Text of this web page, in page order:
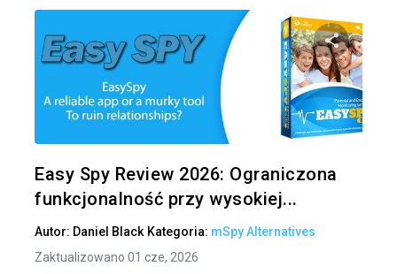
Easy Spy Review 2026: Ograniczona
funkcjonalność przy wysokiej...
Autor: Daniel Black Kategoria: mSpy Alternatives
Zaktualizowano 01 cze, 2026